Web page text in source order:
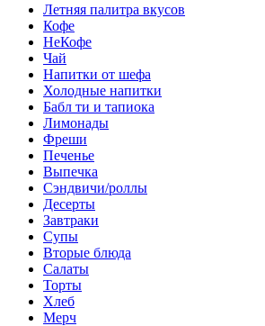
Летняя палитра вкусов
Кофе
НеКофе
Чай
Напитки от шефа
Холодные напитки
Бабл ти и тапиока
Лимонады
Фреши
Печенье
Выпечка
Сэндвичи/роллы
Десерты
Завтраки
Супы
Вторые блюда
Салаты
Торты
Хлеб
Мерч